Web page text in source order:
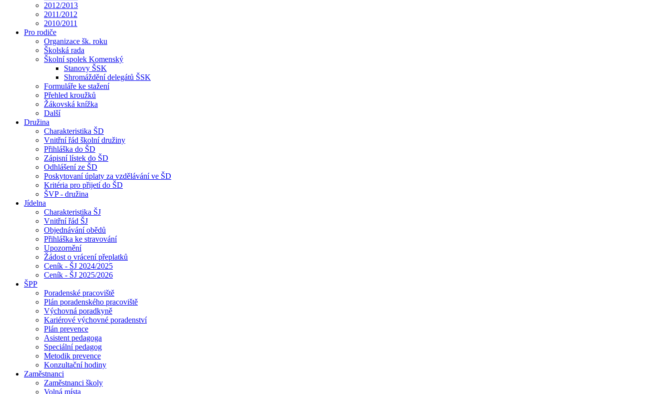
2012/2013
2011/2012
2010/2011
Pro rodiče
Organizace šk. roku
Školská rada
Školní spolek Komenský
Stanovy ŠSK
Shromáždění delegátů ŠSK
Formuláře ke stažení
Přehled kroužků
Žákovská knížka
Další
Družina
Charakteristika ŠD
Vnitřní řád školní družiny
Přihláška do ŠD
Zápisní lístek do ŠD
Odhlášení ze ŠD
Poskytovaní úplaty za vzdělávání ve ŠD
Kritéria pro přijetí do ŠD
ŠVP - družina
Jídelna
Charakteristika ŠJ
Vnitřní řád ŠJ
Objednávání obědů
Přihláška ke stravování
Upozornění
Žádost o vrácení přeplatků
Ceník - ŠJ 2024/2025
Ceník - ŠJ 2025/2026
ŠPP
Poradenské pracoviště
Plán poradenského pracoviště
Výchovná poradkyně
Kariérové výchovné poradenství
Plán prevence
Asistent pedagoga
Speciální pedagog
Metodik prevence
Konzultační hodiny
Zaměstnanci
Zaměstnanci školy
Volná místa